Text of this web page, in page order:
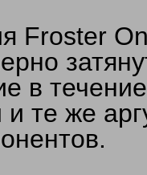
Froster
в
и те же